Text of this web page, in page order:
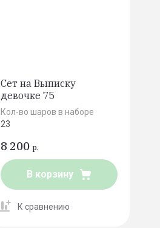
Сет на Выписку
девочке 75
Кол-во шаров в наборе
23
8 200 р.
В корзину
К сравнению